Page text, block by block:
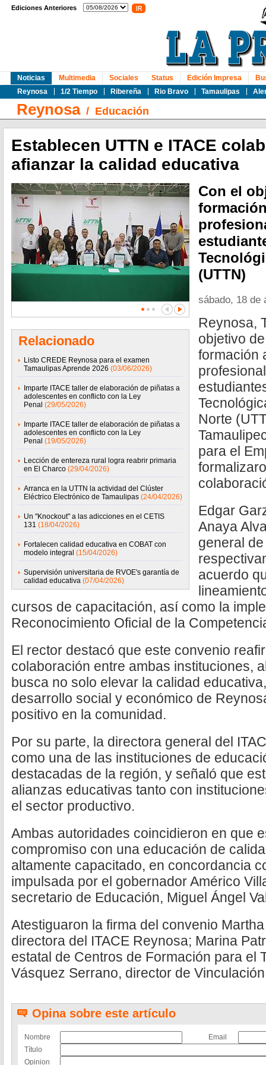
Ediciones Anteriores
Noticias
Reynosa
1/2 Tiempo Ribereña Rio Bravo Tamaulipas
Multimedia Sociales Status Edición Impresa
Reynosa/ Educación
Establecen UTTN e ITACE
afianzar la calidad educativa
Relacionado
Listo CREDE Reynosa para el examen
Tamaulipas Aprende 2026 (03/06/2026)
Imparte ITACE taller de elaboración de piñatas a
adolescentes en conflicto con la Ley
Penal (29/05/2026)
Imparte ITACE taller de elaboración de piñatas a
adolescentes en conflicto con la Ley
Penal (19/05/2026)
Lección de entereza rural logra reabrir primaria
en El Charco (29/04/2026)
Arranca en la UTTN la actividad del Clúster
Eléctrico Electrónico de Tamaulipas (24/04/2026)
Un "Knockout" a las adicciones en el CETIS
131 (18/04/2026)
Fortalecen calidad educativa en COBAT con
modelo integral (15/04/2026)
Supervisión universitaria de RVOE's garantía de
calidad educativa (07/04/2026)
Con el
(UTTN)
sábado, 18 de
Reynosa,
objetivo
formación
Norte
para el
Edgar
Anaya
general
acuerdo
cursos de capacitación, así como la
Reconocimiento Oficial de la
El rector destacó que este convenio
colaboración entre ambas instituciones,
busca no solo elevar la calidad
desarrollo social y económico de
positivo en la comunidad.
Por su parte, la directora general del
como una de las instituciones de
destacadas de la región, y señaló que
alianzas educativas tanto con
el sector productivo.
Ambas autoridades coincidieron en que
compromiso con una educación de
altamente capacitado, en concordancia
impulsada por el gobernador Américo
secretario de Educación, Miguel Ángel
Atestiguaron la firma del convenio
directora del ITACE Reynosa; Marina
estatal de Centros de Formación para el
Vásquez Serrano, director de
Opina sobre este artículo
Nombre
Email
Título
Opinion